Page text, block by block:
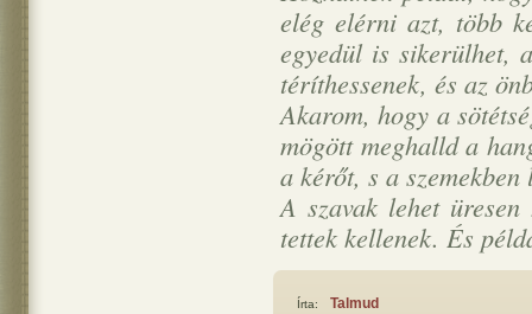
elég elérni azt, több
egyedül is sikerülhet,
téríthessenek, és az
Akarom, hogy a
mögött meghalld a
a kérőt, s a
A szavak lehet
tettek kellenek. És
Írta: Talmud